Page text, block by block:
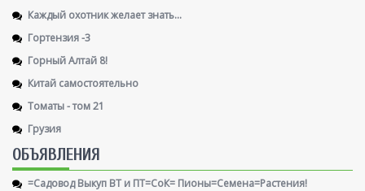
Каждый охотник желает знать...
Гортензия -3
Горный Алтай 8!
Китай самостоятельно
Томаты - том 21
Грузия
ОБЪЯВЛЕНИЯ
=Садовод Выкуп ВТ и ПТ=СоК= Пионы=Семена=Растения!